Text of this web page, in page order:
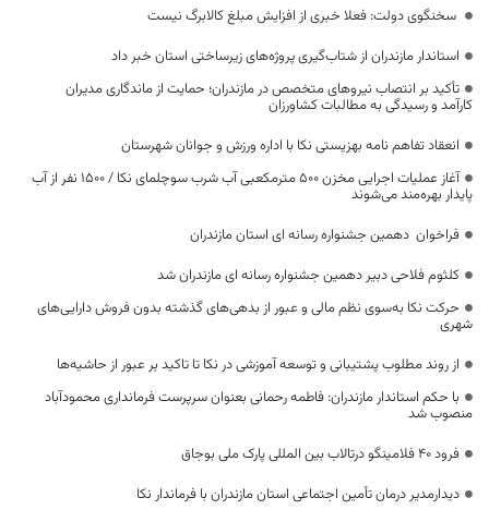
سخنگوی دولت: فعلا خبری از افزایش مبلغ کالابرگ نیست
استاندار مازندران از شتاب‌گیری پروژه‌های زیرساختی استان خبر داد
تأکید بر انتصاب نیروهای متخصص در مازندران؛ حمایت از ماندگاری مدیران
کارآمد و رسیدگی به مطالبات کشاورزان
انعقاد تفاهم نامه بهزیستی نکا با اداره ورزش و جوانان شهرستان
آغاز عملیات اجرایی مخزن ۵۰۰ مترمکعبی آب شرب سوچلمای نکا / ۱۵۰۰ نفر از آب
پایدار بهره‌مند می‌شوند
فراخوان دهمین جشنواره رسانه ای استان مازندران
کلثوم فلاحی دبیر دهمین جشنواره رسانه ای مازندران شد
حرکت نکا به‌سوی نظم مالی و عبور از بدهی‌های گذشته بدون فروش دارایی‌های
شهری
از روند مطلوب پشتیبانی و توسعه آموزشی در نکا تا تاکید بر عبور از حاشیه‌ها
با حکم استاندار مازندران: فاطمه رحمانی بعنوان سرپرست فرمانداری محمودآباد
منصوب شد
فرود ۴۰ فلامینگو درتالاب بین المللی پارک ملی بوجاق
دیدارمدیر درمان تأمین اجتماعی استان مازندران با فرماندار نکا